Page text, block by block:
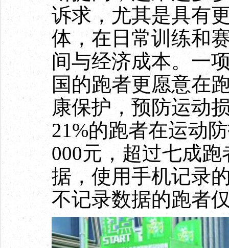
诉求，尤其是具有
体，在日常训练和
间与经济成本。一
国的跑者更愿意在
康保护，预防运动
21%的跑者在运动
000元，超过七成
据，使用手机记录
不记录数据的跑者